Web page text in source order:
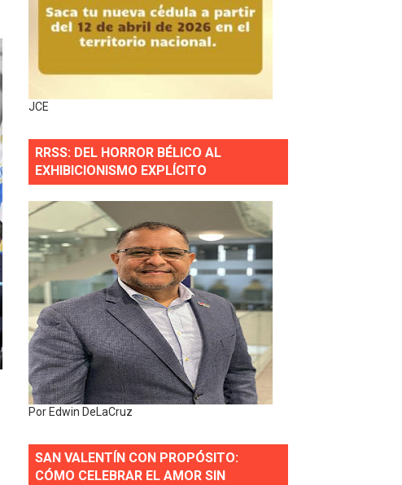
Tower en Piantini
pequeños
gastronómico
gestión comunicacional en salud
Presa de Guaiguí: "Es ignorancia supina"
del país
impactados por la obra vial, en cumplimiento de un
Reforestación en Manabao
en lo que va de año
año
JCE
RRSS: DEL HORROR BÉLICO AL
EXHIBICIONISMO EXPLÍCITO
Por Edwin DeLaCruz
SAN VALENTÍN CON PROPÓSITO:
CÓMO CELEBRAR EL AMOR SIN